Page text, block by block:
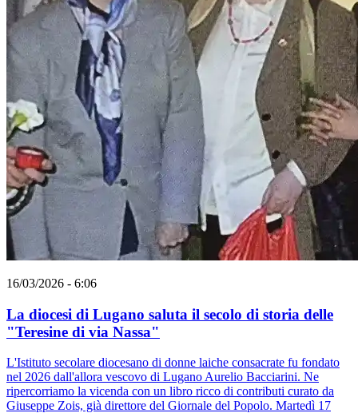
16/03/2026 - 6:06
La diocesi di Lugano saluta il secolo di storia delle
"Teresine di via Nassa"
L'Istituto secolare diocesano di donne laiche consacrate fu fondato
nel 2026 dall'allora vescovo di Lugano Aurelio Bacciarini. Ne
ripercorriamo la vicenda con un libro ricco di contributi curato da
Giuseppe Zois, già direttore del Giornale del Popolo. Martedì 17